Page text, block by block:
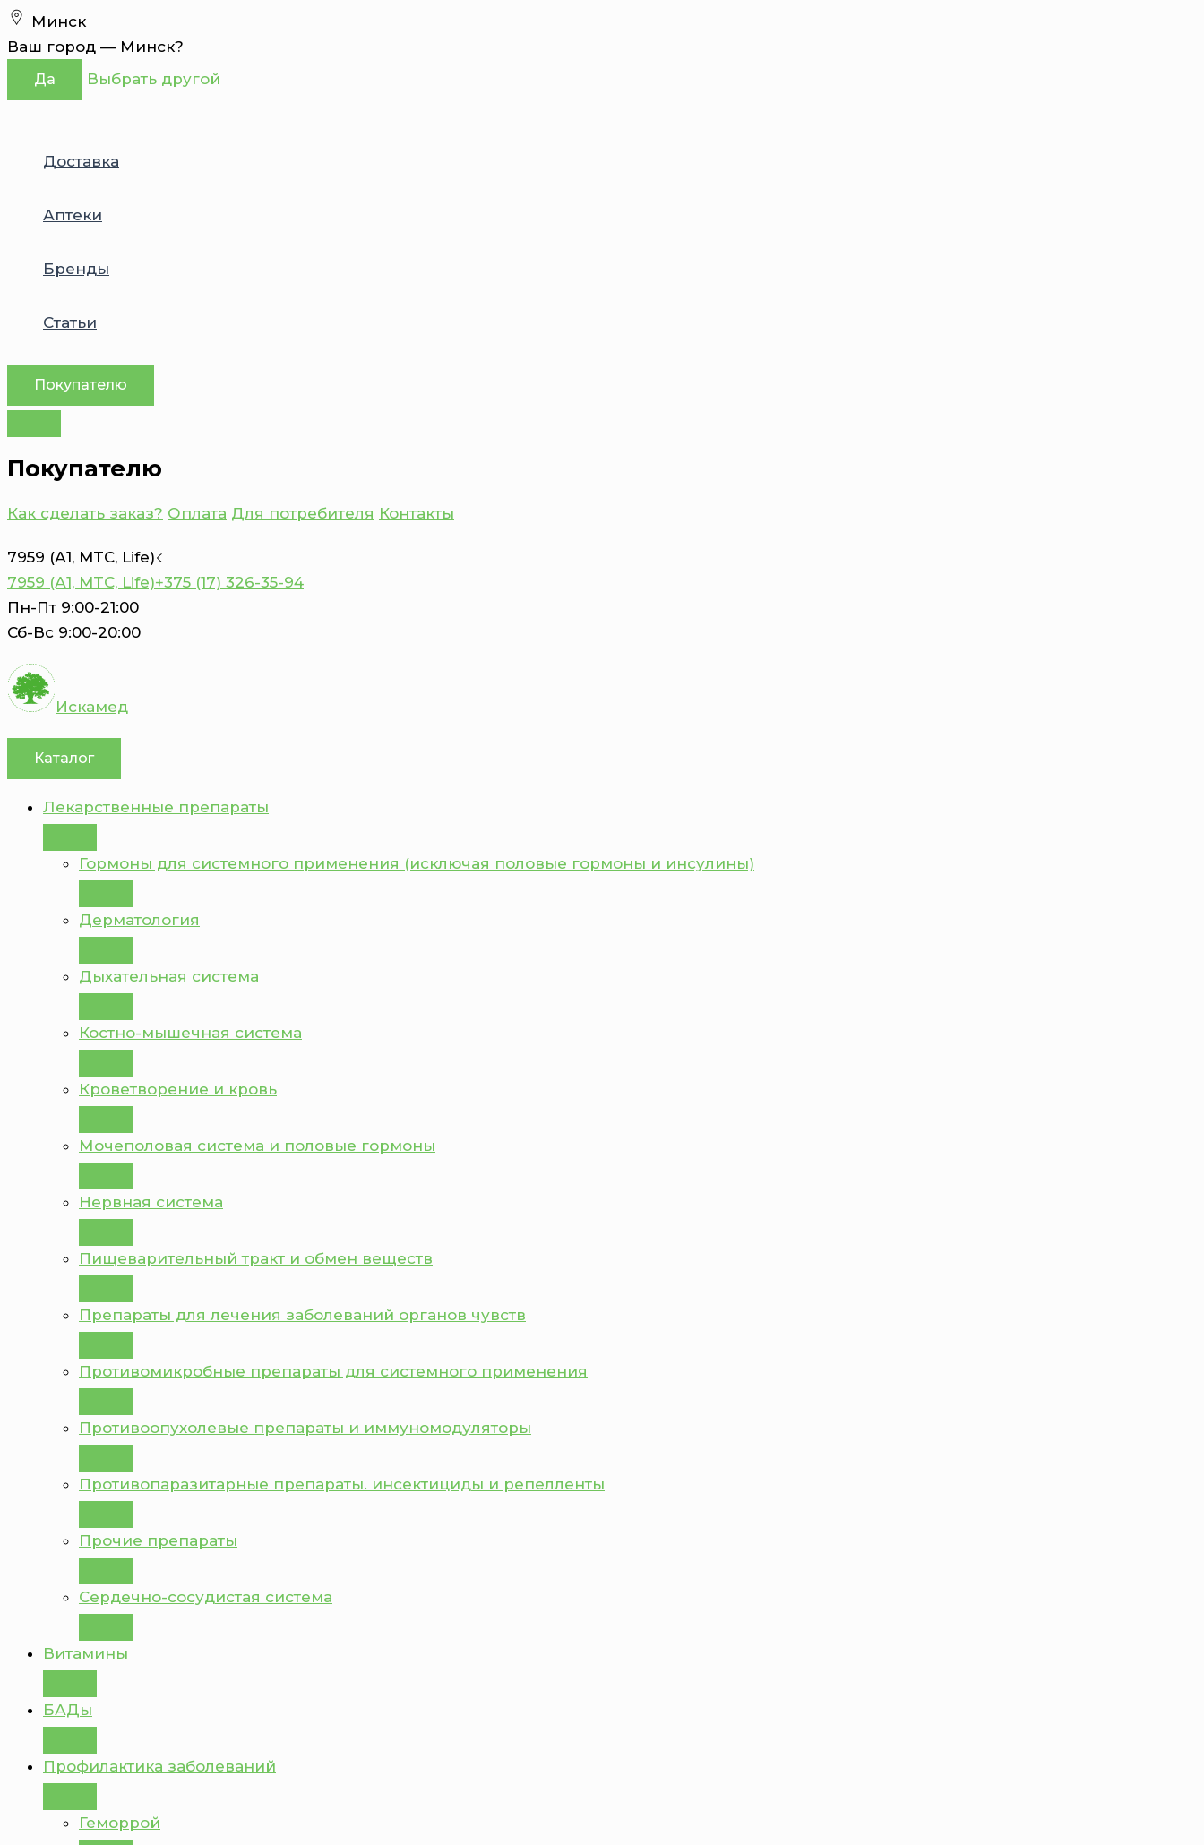
Перейти
к
содержимому
Минск
Ваш город — Минск?
Да Выбрать другой
Доставка
Аптеки
Бренды
Статьи
Покупателю
Покупателю
Как сделать заказ? Оплата Для потребителя Контакты
7959 (А1, MTC, Life)
7959 (А1, MTC, Life)+375 (17) 326-35-94
Пн-Пт 9:00-21:00
Сб-Вс 9:00-20:00
Искамед
Каталог
Лекарственные препараты
Гормоны для системного применения (исключая половые гормоны и инсулины)
Дерматология
Дыхательная система
Костно-мышечная система
Кроветворение и кровь
Мочеполовая система и половые гормоны
Нервная система
Пищеварительный тракт и обмен веществ
Препараты для лечения заболеваний органов чувств
Противомикробные препараты для системного применения
Противоопухолевые препараты и иммуномодуляторы
Противопаразитарные препараты. инсектициды и репелленты
Прочие препараты
Сердечно-сосудистая система
Витамины
БАДы
Профилактика заболеваний
Геморрой